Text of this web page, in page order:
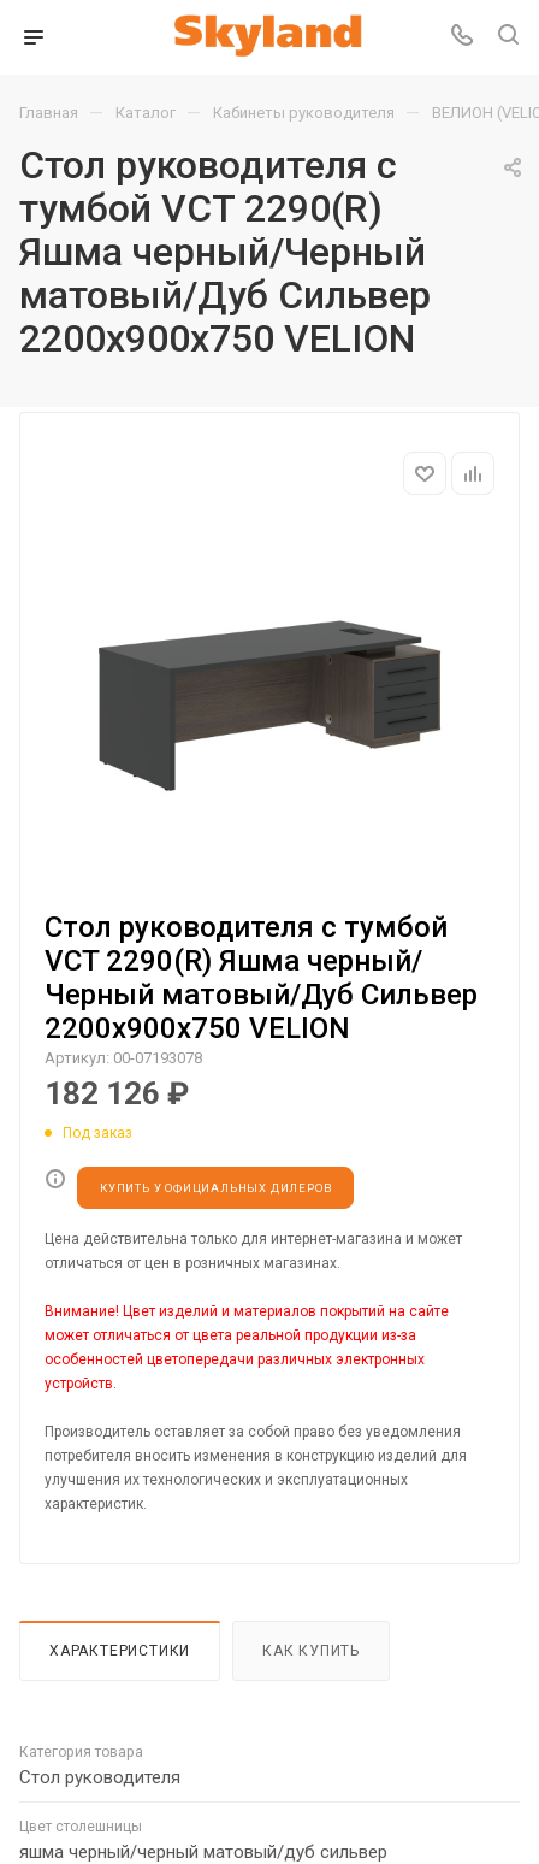
Главная — Каталог — Кабинеты руководителя — ВЕЛИОН
Стол руководителя с
тумбой VCT 2290(R)
Яшма черный/Черный
матовый/Дуб Сильвер
2200х900х750 VELION
Стол руководителя с тумбой
VCT 2290(R) Яшма черный/
Черный матовый/Дуб Сильвер
2200х900х750 VELION
Артикул: 00-07193078
182 126 ₽
Под заказ
КУПИТЬ У ОФИЦИАЛЬНЫХ ДИЛЕРОВ
Цена действительна только для интернет-магазина и может
отличаться от цен в розничных магазинах.
Внимание! Цвет изделий и материалов покрытий на сайте
может отличаться от цвета реальной продукции из-за
особенностей цветопередачи различных электронных
устройств.
Производитель оставляет за собой право без уведомления
потребителя вносить изменения в конструкцию изделий для
улучшения их технологических и эксплуатационных
характеристик.
ХАРАКТЕРИСТИКИ КАК КУПИТЬ
Категория товара
Стол руководителя
Цвет столешницы
яшма черный/черный матовый/дуб сильвер